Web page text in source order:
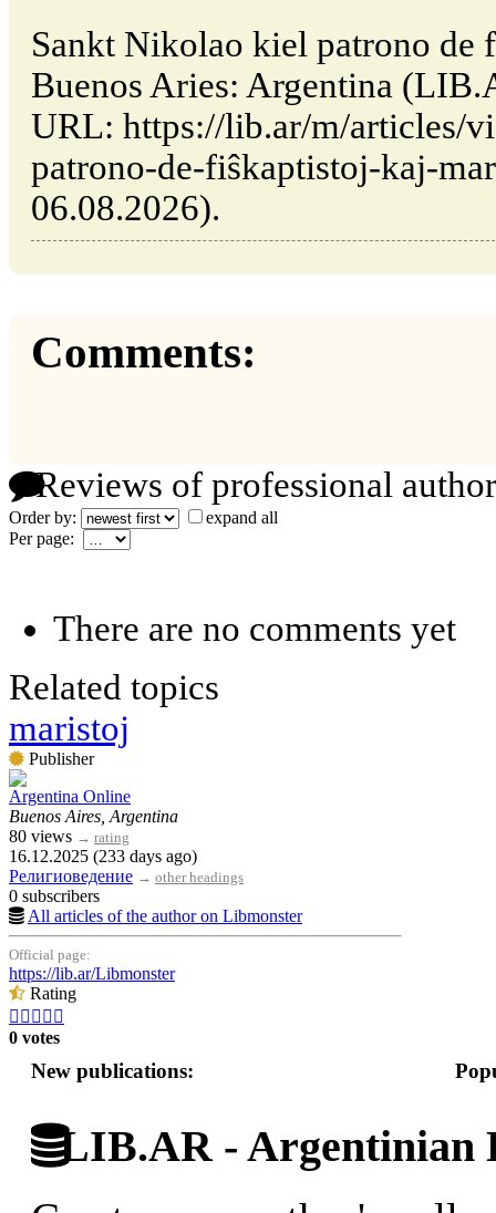
Sankt Nikolao kiel patrono de
Buenos Aries: Argentina
URL: https://lib.ar/m/articles/
patrono-de-fiŝkaptistoj-kaj-
06.08.2026).
Comments:
Reviews of professional
Order by:
expand all
Per page:
There are no comments yet
Related topics
maristoj
Publisher
Argentina Online
Buenos Aires, Argentina
80 views → rating
16.12.2025 (233 days ago)
Религиоведение → other headings
0 subscribers
All articles of the author on Libmonster
Official page:
https://lib.ar/Libmonster
Rating
    
0 votes
New publications:
LIB.AR - Argentinian